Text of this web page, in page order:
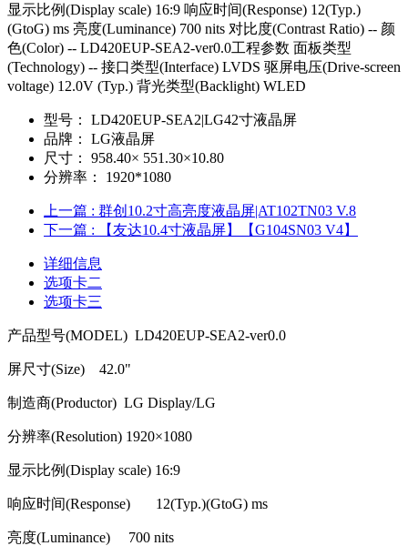
显示比例(Display scale) 16:9 响应时间(Response) 12(Typ.)
(GtoG) ms 亮度(Luminance) 700 nits 对比度(Contrast Ratio) -- 颜
色(Color) -- LD420EUP-SEA2-ver0.0工程参数 面板类型
(Technology) -- 接口类型(Interface) LVDS 驱屏电压(Drive-screen
voltage) 12.0V (Typ.) 背光类型(Backlight) WLED
型号：
LD420EUP-SEA2|LG42寸液晶屏
品牌：
LG液晶屏
尺寸：
958.40× 551.30×10.80
分辨率：
1920*1080
上一篇 : 群创10.2寸高亮度液晶屏|AT102TN03 V.8
下一篇 : 【友达10.4寸液晶屏】【G104SN03 V4】
详细信息
选项卡二
选项卡三
产品型号(MODEL) LD420EUP-SEA2-ver0.0
屏尺寸(Size) 42.0"
制造商(Productor) LG Display/LG
分辨率(Resolution) 1920×1080
显示比例(Display scale) 16:9
响应时间(Response) 12(Typ.)(GtoG) ms
亮度(Luminance) 700 nits